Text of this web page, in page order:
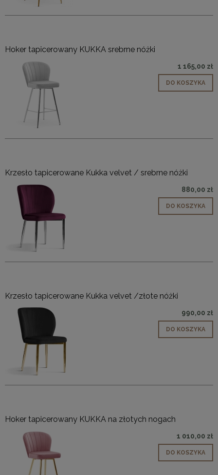
Hoker tapicerowany KUKKA srebrne nóżki
1 165,00 zł
DO KOSZYKA
Krzesło tapicerowane Kukka velvet / srebrne nóżki
880,00 zł
DO KOSZYKA
Krzesło tapicerowane Kukka velvet /złote nóżki
990,00 zł
DO KOSZYKA
Hoker tapicerowany KUKKA na złotych nogach
1 010,00 zł
DO KOSZYKA